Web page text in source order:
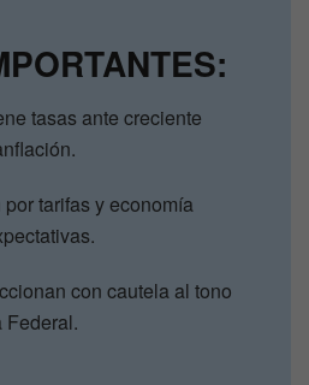
tasas ante creciente
tarifas y economía
con cautela al tono
Federal.